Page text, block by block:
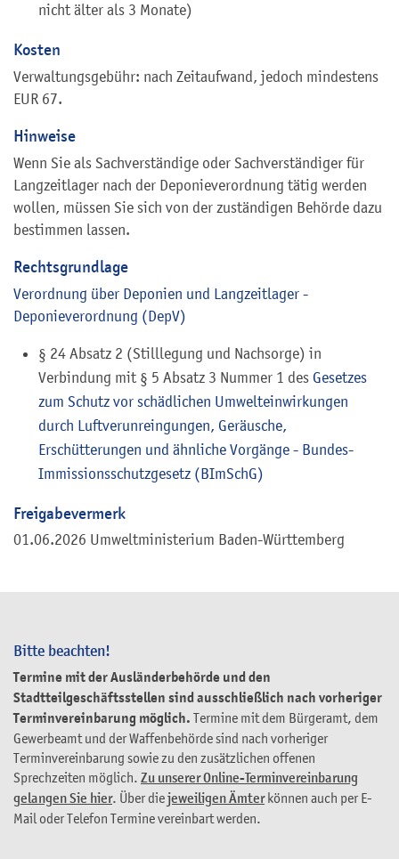
Bitte beachten!
Termine mit der Ausländerbehörde und den
Stadtteilgeschäftsstellen sind ausschließlich nach vorheriger
Terminvereinbarung möglich. Termine mit dem Bürgeramt, dem
Gewerbeamt und der Waffenbehörde sind nach vorheriger
Terminvereinbarung sowie zu den zusätzlichen offenen
Sprechzeiten möglich. Zu unserer Online-Terminvereinbarung
gelangen Sie hier. Über diejeweiligen Ämterkönnen auch per E-
Mail oder Telefon Termine vereinbart werden.
nicht älter als 3 Monate)
Kosten
Verwaltungsgebühr: nach Zeitaufwand, jedoch mindestens
EUR 67.
Hinweise
Wenn Sie als Sachverständige oder Sachverständiger für
Langzeitlager nach der Deponieverordnung tätig werden
wollen, müssen Sie sich von der zuständigen Behörde dazu
bestimmen lassen.
Rechtsgrundlage
Verordnung über Deponien und Langzeitlager -
Deponieverordnung (DepV)
§ 24 Absatz 2 (Stilllegung und Nachsorge) in
Verbindung mit § 5 Absatz 3 Nummer 1 des Gesetzes
zum Schutz vor schädlichen Umwelteinwirkungen
durch Luftverunreingungen, Geräusche,
Erschütterungen und ähnliche Vorgänge - Bundes-
Immissionsschutzgesetz (BImSchG)
Freigabevermerk
01.06.2026 Umweltministerium Baden-Württemberg